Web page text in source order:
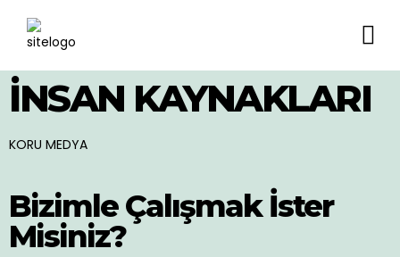
İNSAN KAYNAKLARI
KORU MEDYA
Bizimle Çalışmak İster
Misiniz?